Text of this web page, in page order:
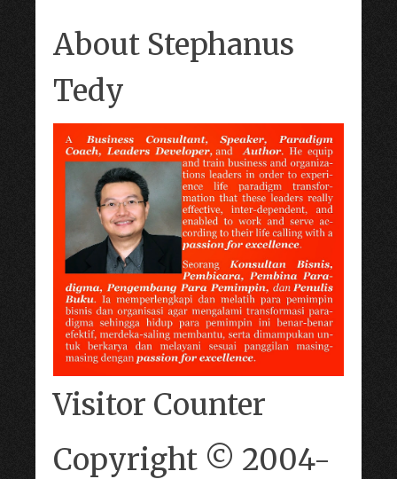
About Stephanus
Tedy
Visitor Counter
Copyright © 2004-